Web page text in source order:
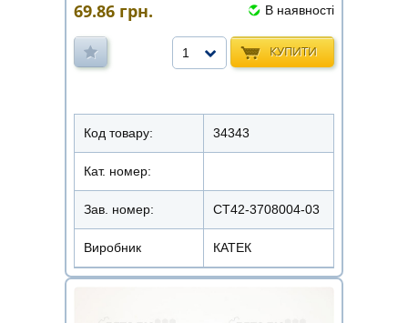
69.86 грн. В наявності
КУПИТИ
1
Код товару: 34343
Кат. номер:
Зав. номер: СТ42-3708004-03
Виробник КАТЕК